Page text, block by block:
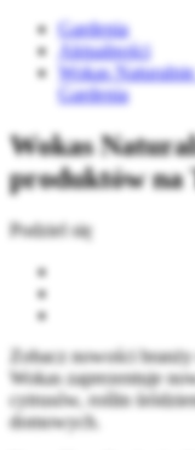
Gardenia
Aktualności
Wokas
Gardenia
Wokas
produktów na
Podziel się
Zobacz nowości
Wokas zaprezentuje
cytrusów, roślin
domowych.